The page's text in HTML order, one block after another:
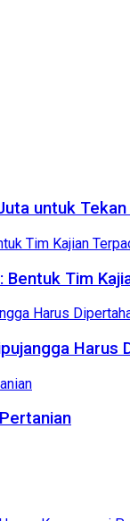
untuk
Bentuk Tim
Harus